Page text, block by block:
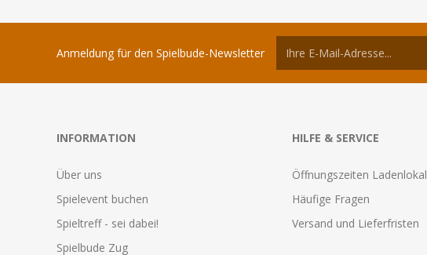
Anmeldung für den Spielbude-Newsletter
INFORMATION
Über uns
Spielevent buchen
Spieltreff - sei dabei!
Spielbude Zug
HILFE & SERVICE
Öffnungszeiten Ladenlokal
Häufige Fragen
Versand und Lieferfristen